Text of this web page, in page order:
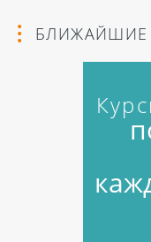
БЛИЖАЙШИЕ